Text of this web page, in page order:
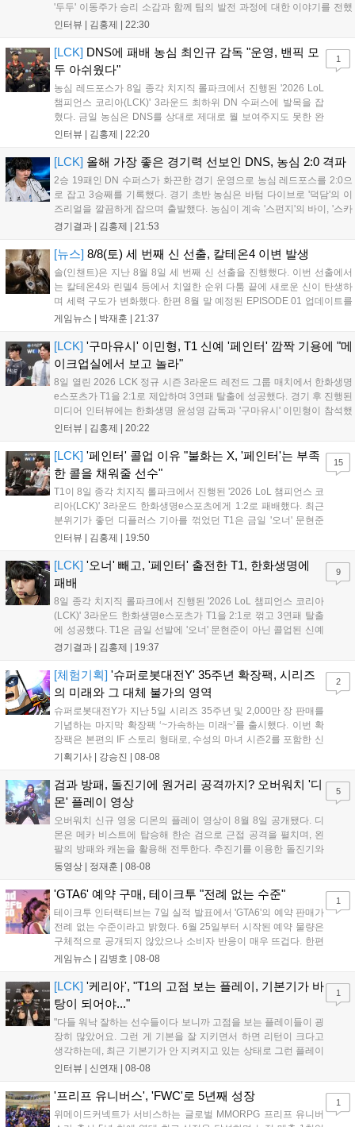
'두두' 이동주가 승리 소감과 함께 팀의 발전 과정에 대한 이야기를 전했
다. 먼저 오랜만의 2:0 완승에 대해 '두두'는 "진짜 오랜만에 거둔 2:0 승
인터뷰 | 김홍제 22:30
[LCK] DNS에 패배 농심 최인규 감독 "운영, 밴픽 모
두 아쉬웠다"
농심 레드포스가 8일 종각 치지직 롤파크에서 진행된 '2026 LoL
챔피언스 코리아(LCK)' 3라운드 최하위 DN 수퍼스에 발목을 잡
혔다. 금일 농심은 DNS를 상대로 제대로 뭘 보여주지도 못한 완
패를 당하고 말았다. 이하 농심 레드포스 최인규 감독과 '리헨즈'
인규 감독 : 모든 경...
인터뷰 | 김홍제 22:20
1
[LCK] 올해 가장 좋은 경기력 선보인 DNS, 농심 2:0 격파
2승 19패인 DN 수퍼스가 화끈한 경기 운영으로 농심 레드포스를 2:0으
로 잡고 3승째를 기록했다. 경기 초반 농심은 바텀 다이브로 '덕담'의 이
즈리얼을 깔끔하게 잡으며 출발했다. 농심이 계속 '스펀지'의 바이, '스카
웃'의 신드라가 맹활약하며 초반부터 잡은 주도권을 계속 잘 굴렸다.
었...
경기결과 | 김홍제 21:53
[뉴스] 8/8(토) 세 번째 신 선출, 칼테온4 이변 발생
솔(인챈트)은 지난 8월 8일 세 번째 신 선출을 진행했다. 이번 선출에서
는 칼테온4와 린델4 등에서 치열한 순위 다툼 끝에 새로운 신이 탄생하
며 세력 구도가 변화했다. 한편 8월 말 예정된 EPISODE 01 업데이트를
통해 월드 콘텐츠가 추가될 예정이며, 이를 통해 추후 주신 및 절대신에
더욱 가속화될 전망이다....
게임뉴스 | 박재훈 21:37
[LCK] '구마유시' 이민형, T1 신예 '페인터' 깜짝 기용에 "메
이크업실에서 보고 놀라"
8일 열린 2026 LCK 정규 시즌 3라운드 레전드 그룹 매치에서 한화생명
e스포츠가 T1을 2:1로 제압하며 3연패 탈출에 성공했다. 경기 후 진행된
미디어 인터뷰에는 한화생명 윤성영 감독과 '구마유시' 이민형이 참석했
다. 먼저 승리 소감에 대해 윤성영 감독은 "오랜만에 승리해 기분이 좋고,
인터뷰 | 김홍제 20:22
[LCK] '페인터' 콜업 이유 "불화는 X, '페인터'는 부족
한 콜을 채워줄 선수"
T1이 8일 종각 치지직 롤파크에서 진행된 '2026 LoL 챔피언스 코
리아(LCK)' 3라운드 한화생명e스포츠에게 1:2로 패배했다. 최근
분위기가 좋던 디플러스 기아를 꺾었던 T1은 금일 '오너' 문현준
을 빼고 신예 '페인터' 김은후를 투입시키는 강수를 뒀으나 결국
즈' 김수환의 인터뷰 내...
인터뷰 | 김홍제 19:50
15
[LCK] '오너' 빼고, '페인터' 출전한 T1, 한화생명에
패배
8일 종각 치지직 롤파크에서 진행된 '2026 LoL 챔피언스 코리아
(LCK)' 3라운드 한화생명e스포츠가 T1을 2:1로 꺾고 3연패 탈출
에 성공했다. T1은 금일 선발에 '오너' 문현준이 아닌 콜업된 신예
'페인터' 김은후를 투입했지만, 결국 1:2로 패배하고 말았다. T1은
을 빼냈다....
경기결과 | 김홍제 19:37
9
[체험기획] '슈퍼로봇대전Y' 35주년 확장팩, 시리즈
의 미래와 그 대체 불가의 영역
슈퍼로봇대전Y가 지난 5일 시리즈 35주년 및 2,000만 장 판매를
기념하는 마지막 확장팩 ‘~가속하는 미래~’를 출시했다. 이번 확
장팩은 본편의 IF 스토리 형태로, 수성의 마녀 시즌2를 포함한 신
규 참전작과 크로스오버 합체기를 선보이며 작품을 완결 짓는다.
하는 몰입감 있는 서사와 조합을 구현하며 시리즈의 미래를 향한
새로운 가능성을 제시했다....
기획기사 | 강승진 08-08
2
검과 방패, 돌진기에 원거리 공격까지? 오버워치 '디
몬' 플레이 영상
오버워치 신규 영웅 디몬의 플레이 영상이 8월 8일 공개됐다. 디
몬은 메카 비스트에 탑승해 한손 검으로 근접 공격을 펼치며, 왼
팔의 방패와 캐논을 활용해 전투한다. 추진기를 이용한 돌진기와
참격 형태의 궁극기를 보유했고, 메카 파괴 시 맨몸으로 기관총을
산의 영웅들 업데이트를 통해 정식 출시될 예정이다....
동영상 | 정재훈 08-08
5
'GTA6' 예약 구매, 테이크투 "전례 없는 수준"
테이크투 인터랙티브는 7일 실적 발표에서 'GTA6'의 예약 판매가
전례 없는 수준이라고 밝혔다. 6월 25일부터 시작된 예약 물량은
구체적으로 공개되지 않았으나 소비자 반응이 매우 뜨겁다. 한편
11월 19일 PS5와 Xbox 시리즈 X|S로 정식 출시될 예정이며, 록
상 'Grand Theft Auto VI: An Extended Look'을 최초 공개할 계획
이다....
게임뉴스 | 김병호 08-08
1
[LCK] '케리아', "T1의 고점 보는 플레이, 기본기가 바
탕이 되어야..."
"다들 워낙 잘하는 선수들이다 보니까 고점을 보는 플레이들이 굉
장히 많았어요. 그런 게 기본을 잘 지키면서 하면 리턴이 크다고
생각하는데, 최근 기본기가 안 지켜지고 있는 상태로 그런 플레이
를 추구하다 보니까 팀적으로 안 좋은 사고가 계속 많이 났던 것
LoL 챔피언스 코리아(LCK)'...
인터뷰 | 신연재 08-08
1
'프리프 유니버스', 'FWC'로 5년째 성장
위메이드커넥트가 서비스하는 글로벌 MMORPG 프리프 유니버
1